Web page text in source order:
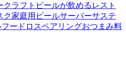
クラフトビールが飲めるレスト
ク家庭用ビールサーバーサステ
フードロスペアリングおつまみ料